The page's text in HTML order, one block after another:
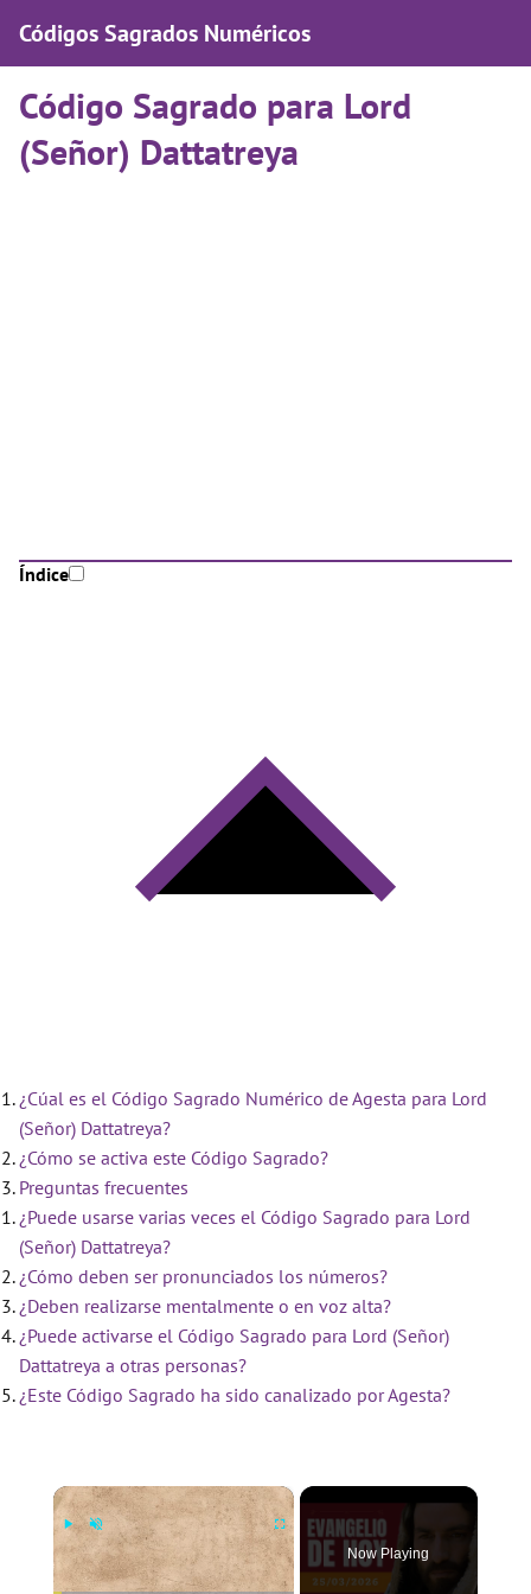
Códigos Sagrados Numéricos
Código Sagrado para Lord
(Señor) Dattatreya
Índice
¿Cúal es el Código Sagrado Numérico de Agesta para Lord
(Señor) Dattatreya?
¿Cómo se activa este Código Sagrado?
Preguntas frecuentes
¿Puede usarse varias veces el Código Sagrado para Lord
(Señor) Dattatreya?
¿Cómo deben ser pronunciados los números?
¿Deben realizarse mentalmente o en voz alta?
¿Puede activarse el Código Sagrado para Lord (Señor)
Dattatreya a otras personas?
¿Este Código Sagrado ha sido canalizado por Agesta?
×
Now Playing